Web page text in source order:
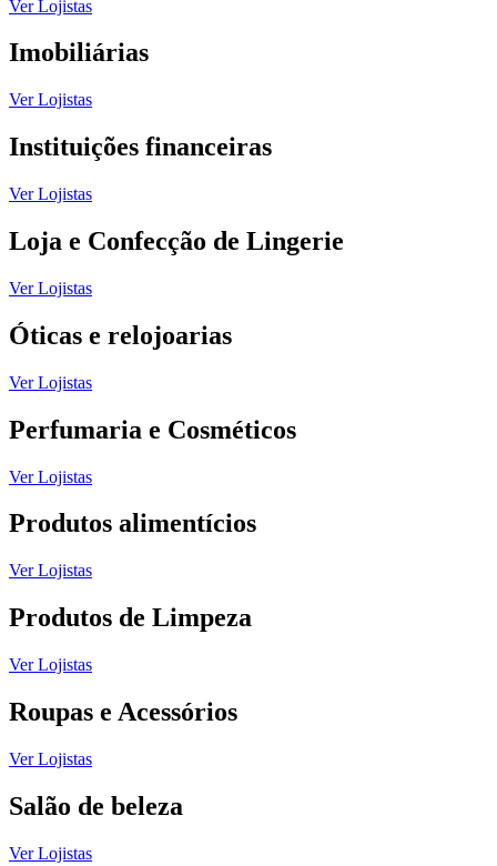
Ver Lojistas
Imobiliárias
Ver Lojistas
Instituições financeiras
Ver Lojistas
Loja e Confecção de Lingerie
Ver Lojistas
Óticas e relojoarias
Ver Lojistas
Perfumaria e Cosméticos
Ver Lojistas
Produtos alimentícios
Ver Lojistas
Produtos de Limpeza
Ver Lojistas
Roupas e Acessórios
Ver Lojistas
Salão de beleza
Ver Lojistas